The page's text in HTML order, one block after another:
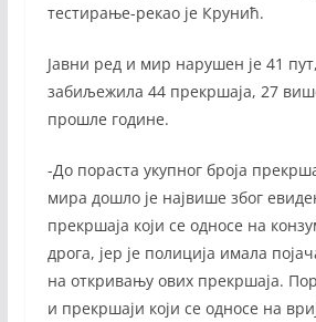
тестирање-рекао је Крунић.
Јавни ред и мир нарушен је 41
забиљежила 44 прекршаја, 27
прошле године.
-До пораста укупног броја
мира дошло је највише због
прекршаја који се односе на
дрога, јер је полиција имала
на откривању ових прекршаја.
и прекршаји који се односе на